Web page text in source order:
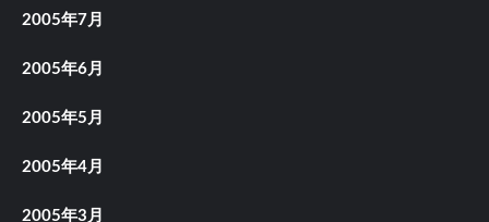
2005年7月
2005年6月
2005年5月
2005年4月
2005年3月